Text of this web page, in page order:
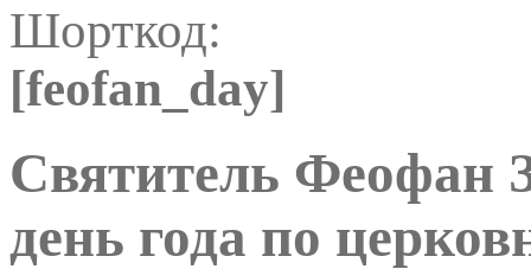
Шорткод:
[feofan_day]
Святитель
день года по